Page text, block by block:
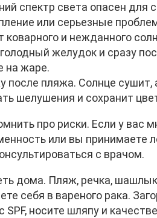
спектр света опасен для
или серьезные
и нежданного
желудок и сразу
на жаре.
после пляжа. Солнце сушит,
шелушения и сохранит
про риски. Если у вас
или вы принимаете
с врачом.
дома. Пляж, речка,
себя в вареного рака.
SPF, носите шляпу и